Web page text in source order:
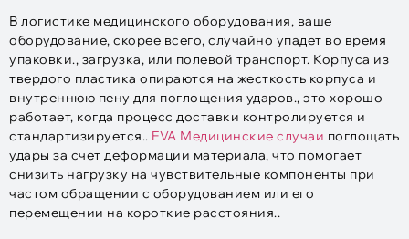
В логистике медицинского оборудования, ваше
оборудование, скорее всего, случайно упадет во время
упаковки., загрузка, или полевой транспорт. Корпуса из
твердого пластика опираются на жесткость корпуса и
внутреннюю пену для поглощения ударов., это хорошо
работает, когда процесс доставки контролируется и
стандартизируется.. EVA Медицинские случаи поглощать
удары за счет деформации материала, что помогает
снизить нагрузку на чувствительные компоненты при
частом обращении с оборудованием или его
перемещении на короткие расстояния..